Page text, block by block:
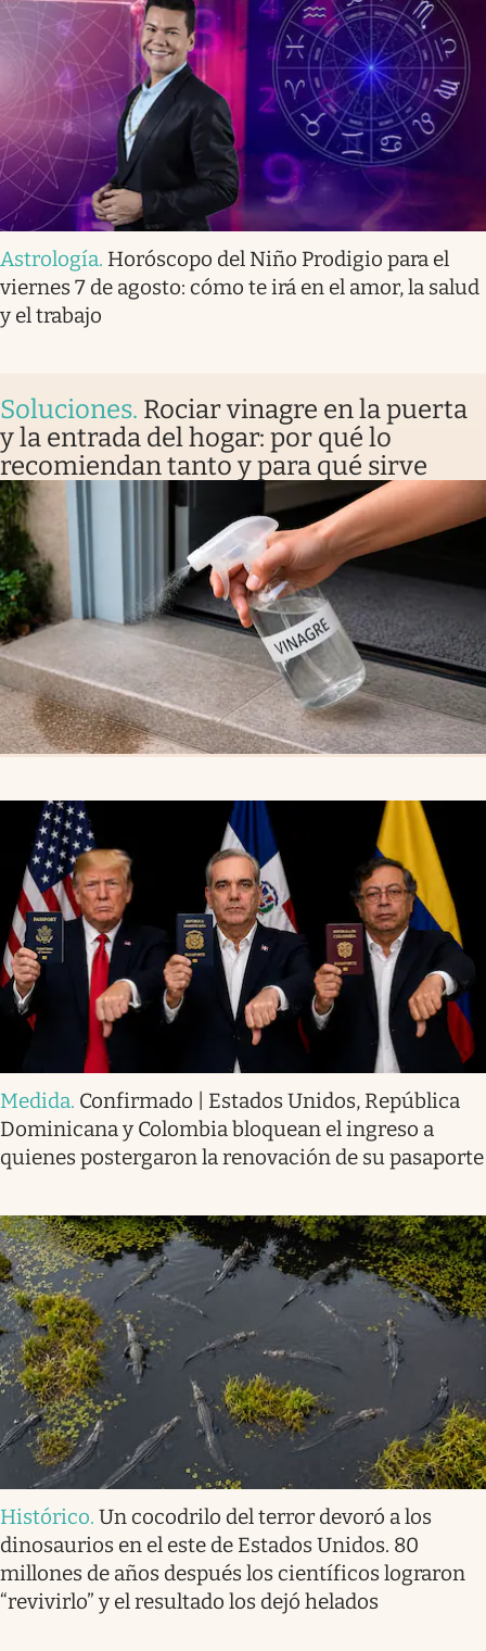
Astrología. Horóscopo del Niño Prodigio para el
viernes 7 de agosto: cómo te irá en el amor, la salud
y el trabajo
Soluciones. Rociar vinagre en la puerta
y la entrada del hogar: por qué lo
recomiendan tanto y para qué sirve
Medida. Confirmado | Estados Unidos, República
Dominicana y Colombia bloquean el ingreso a
quienes postergaron la renovación de su pasaporte
Histórico. Un cocodrilo del terror devoró a los
dinosaurios en el este de Estados Unidos. 80
millones de años después los científicos lograron
“revivirlo” y el resultado los dejó helados